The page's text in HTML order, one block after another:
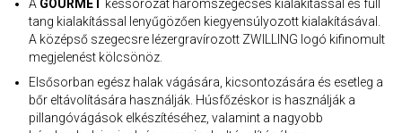
A GOURMET késsorozat háromszegecses kialakítással és full
tang kialakítással lenyűgözően kiegyensúlyozott kialakításával.
A középső szegecsre lézergravírozott ZWILLING logó kifinomult
megjelenést kölcsönöz.
Elsősorban egész halak vágására, kicsontozására és esetleg a
bőr eltávolítására használják. Húsfőzéskor is használják a
pillangóvágások elkészítéséhez, valamint a nagyobb